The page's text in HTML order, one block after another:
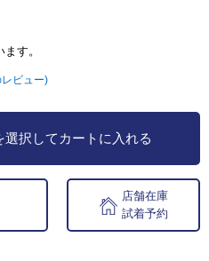
す。
ビュー)
選択してカートに入れる
店舗在庫
試着予約